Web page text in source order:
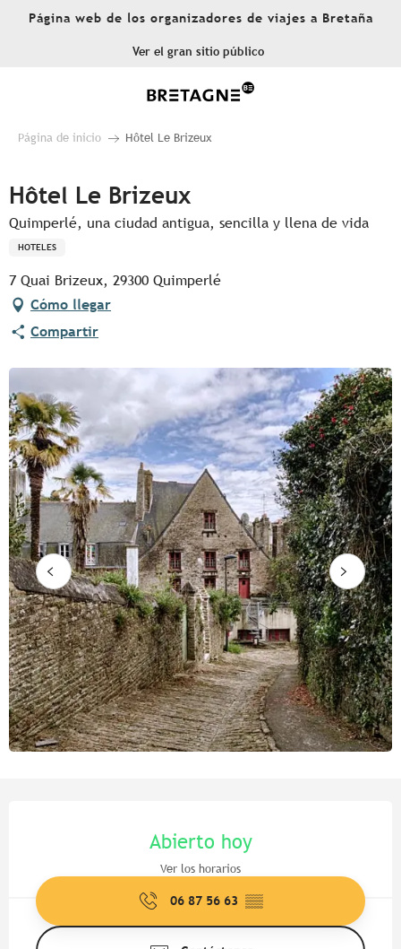
AllerPágina web de los organizadores de viajes a Bretaña
Ver el gran sitio público
Página de inicio Hôtel Le Brizeux
Hôtel Le Brizeux
Quimperlé, una ciudad antigua, sencilla y llena de vida
HOTELES
7 Quai Brizeux, 29300 Quimperlé
Cómo llegar
Compartir
Abierto hoy
Ver los horarios
06 87 56 63 ▒▒